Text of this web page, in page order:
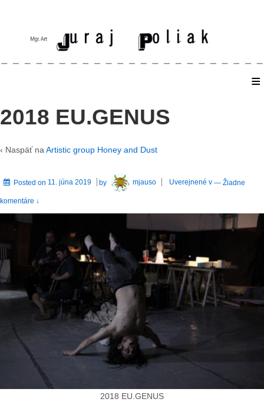
≡
2018 EU.GENUS
‹ Naspäť naArtistic group Honey and Dust
Posted on 11. júna 2019 by mjauso Uverejnené v — Žiadne
komentáre ↓
2018 EU.GENUS